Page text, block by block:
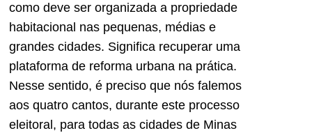
como deve ser organizada a propriedade
habitacional nas pequenas, médias e
grandes cidades. Significa recuperar uma
plataforma de reforma urbana na prática.
Nesse sentido, é preciso que nós falemos
aos quatro cantos, durante este processo
eleitoral, para todas as cidades de Minas